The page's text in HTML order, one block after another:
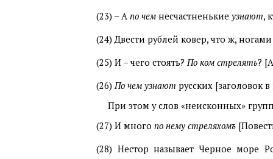
(23) – А по чем несчастненькие узнают,
(24) Двести рублей ковер, что ж,
(25) И – чего стоять? По ком стрелять?
(26) По чем узнают русских [заголовок
При этом у слов «неисконных»
(27) И много по нему стреляхомъ
(28) Нестор называет Черное море